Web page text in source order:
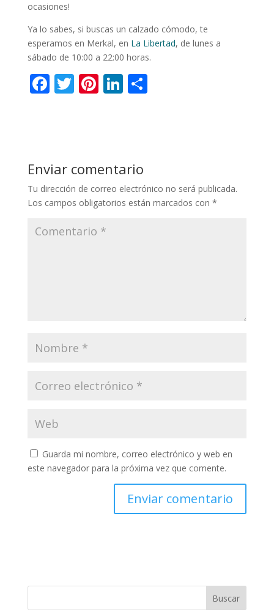
ocasiones!
Ya lo sabes, si buscas un calzado cómodo, te
esperamos en Merkal, en La Libertad, de lunes a
sábado de 10:00 a 22:00 horas.
F
o
o
k
T Pi
st
Li
dI
n
C
ti
r
Enviar comentario
Tu dirección de correo electrónico no será publicada.
Los campos obligatorios están marcados con *
Guarda mi nombre, correo electrónico y web en
este navegador para la próxima vez que comente.